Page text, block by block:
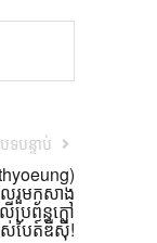
ទបន្ទាប់
លរួមកសាង
រព័ន្ធក្លៅ
ស់បៃត៍ឌីស៊ី!